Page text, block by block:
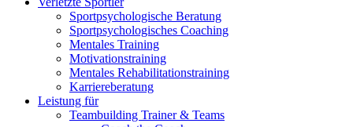
Sportpsychologische Beratung
Sportpsychologisches Coaching
Mentales Training
Motivationstraining
Mentales Rehabilitationstraining
Karriereberatung
Leistung für
Teambuilding Trainer & Teams